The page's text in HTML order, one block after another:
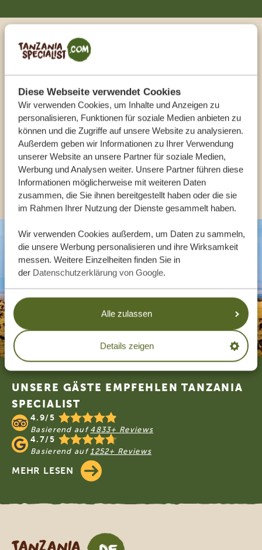
Diese Webseite verwendet Cookies
Wir verwenden Cookies, um Inhalte und Anzeigen zu
personalisieren, Funktionen für soziale Medien anbieten zu
können und die Zugriffe auf unsere Website zu analysieren.
Außerdem geben wir Informationen zu Ihrer Verwendung
unserer Website an unsere Partner für soziale Medien,
Werbung und Analysen weiter. Unsere Partner führen diese
Informationen möglicherweise mit weiteren Daten
zusammen, die Sie ihnen bereitgestellt haben oder die sie
im Rahmen Ihrer Nutzung der Dienste gesammelt haben.
Wir verwenden Cookies außerdem, um Daten zu sammeln,
die unsere Werbung personalisieren und ihre Wirksamkeit
messen. Weitere Einzelheiten finden Sie in
der Datenschutzerklärung von Google.
Alle zulassen
Details zeigen
Sprechen Sie mit einem
Reiseberater
UNSERE EXPERTEN HELFEN IHNEN GERN
DE:+494087407061
ANDERE LÄNDER
Footer
UNSERE GÄSTE EMPFEHLEN TANZANIA
SPECIALIST
4.9/5
Basierend auf 4833+ Reviews
4.7/5
Basierend auf 1252+ Reviews
MEHR LESEN
Tanzania Specialist